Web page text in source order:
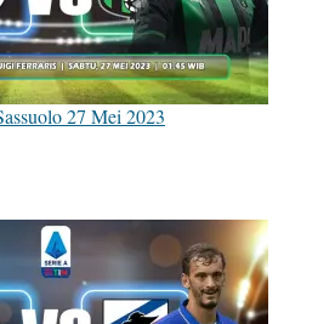
27 Mei 2023